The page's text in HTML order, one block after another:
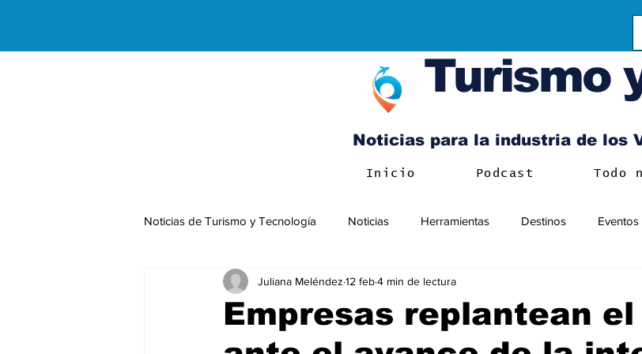
Turismo
Noticias para la industria de los
Inicio Podcast Todo
Noticias de Turismo y Tecnología Noticias Herramientas Destinos Eventos
Negocios Internacionales
Empresas replantean
Juliana Meléndez 12 feb4 min de lectura